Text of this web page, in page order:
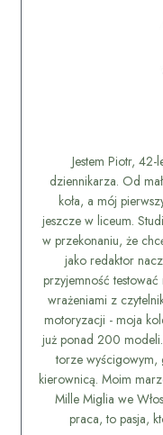
Jestem Piotr,
dziennikarza. Od
koła, a mój
jeszcze w liceum.
w przekonaniu, że
jako redaktor
przyjemność
wrażeniami z
motoryzacji - moja
już ponad 200
torze wyścigowym,
kierownicą. Moim
Mille Miglia we
praca, to pasja,